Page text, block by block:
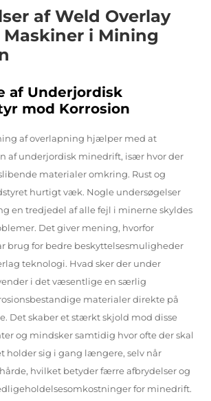
af Weld Overlay
i Mining
af Underjordisk
mod Korrosion
af overlapning hjælper med at
af underjordisk minedrift, især hvor der
materialer omkring. Rust og
hurtigt væk. Nogle undersøgelser
en tredjedel af alle fejl i minerne skyldes
Det giver mening, hvorfor
brug for bedre beskyttelsesmuligheder
teknologi. Hvad sker der under
i det væsentlige en særlig
materialer direkte på
Det skaber et stærkt skjold mod disse
og mindsker samtidig hvor ofte der skal
holder sig i gang længere, selv når
hvilket betyder færre afbrydelser og
for minedrift.